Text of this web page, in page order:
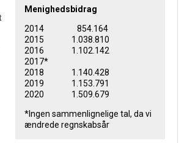
Menighedsbidrag
2014 854.164
2015 1.038.810
2016 1.102.142
2017*
2018 1.140.428
2019 1.153.791
2020 1.509.679
*Ingen sammenlignelige tal, da vi
ændrede regnskabsår